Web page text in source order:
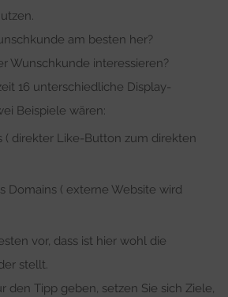
am besten her?
Wunschkunde interessieren?
16 unterschiedliche Display-
Beispiele wären:
( direkter Like-Button zum direkten
Domains ( externe Website wird
vor, dass ist hier wohl die
stellt.
den Tipp geben, setzen Sie sich Ziele,